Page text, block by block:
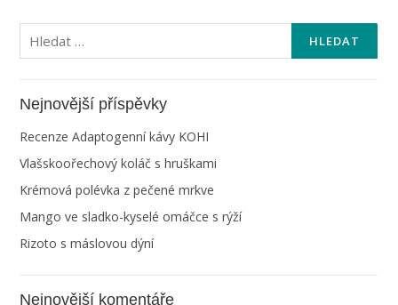
Vyhledávání
Nejnovější příspěvky
Recenze Adaptogenní kávy KOHI
Vlašskoořechový koláč s hruškami
Krémová polévka z pečené mrkve
Mango ve sladko-kyselé omáčce s rýží
Rizoto s máslovou dýní
Nejnovější komentáře